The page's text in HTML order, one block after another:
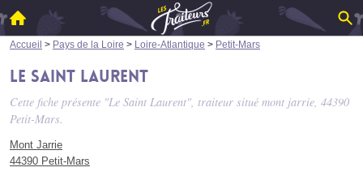
Accueil > Pays de la Loire > Loire-Atlantique > Petit-Mars
Le Saint Laurent
Cette fiche présente "Le Saint Laurent", traiteur situé mont jarrie, 44390
Petit-Mars.
Mont Jarrie
44390 Petit-Mars